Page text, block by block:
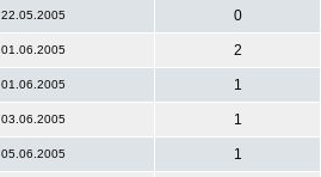
22.05.2005 0
01.06.2005 2
01.06.2005 1
03.06.2005 1
05.06.2005 1